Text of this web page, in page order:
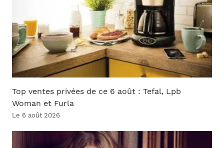
Top ventes privées de ce 6 août : Tefal, Lpb
Woman et Furla
Le 6 août 2026